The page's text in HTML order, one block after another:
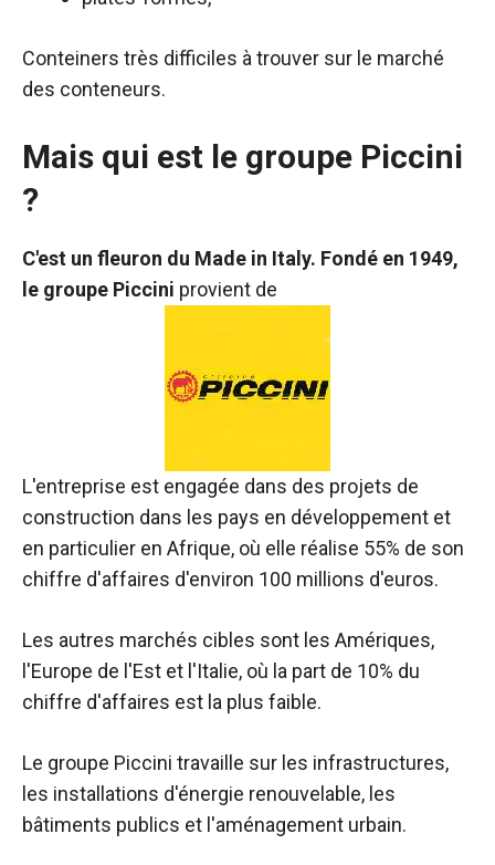
Conteiners très difficiles à trouver sur le marché
des conteneurs.
Mais qui est le groupe Piccini
?
C'est un fleuron du Made in Italy. Fondé en 1949,
le groupe Piccini provient de
L'entreprise est engagée dans des projets de
construction dans les pays en développement et
en particulier en Afrique, où elle réalise 55% de son
chiffre d'affaires d'environ 100 millions d'euros.
Les autres marchés cibles sont les Amériques,
l'Europe de l'Est et l'Italie, où la part de 10% du
chiffre d'affaires est la plus faible.
Le groupe Piccini travaille sur les infrastructures,
les installations d'énergie renouvelable, les
bâtiments publics et l'aménagement urbain.